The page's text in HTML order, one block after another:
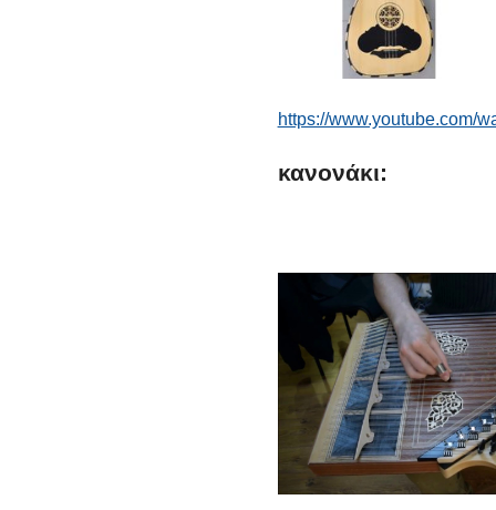
https://www.youtube.com/
κανονάκι: